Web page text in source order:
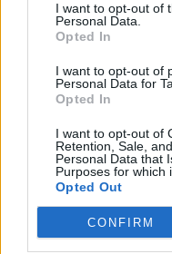
I want to opt-out of
Personal Data.
Opted In
I want to opt-out of
Personal Data for
Opted In
I want to opt-out of
Retention, Sale,
Personal Data that
Purposes for which
Opted Out
CONFIRM